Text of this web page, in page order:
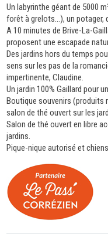
Un labyrinthe géant de 5000
forêt à grelots…), un potager,
A 10 minutes de Brive-La-
proposent une escapade
Des jardins hors du temps
sens sur les pas de la
impertinente, Claudine.
Un jardin 100% Gaillard pour
Boutique souvenirs (produits
salon de thé ouvert sur les
Salon de thé ouvert en libre
jardins.
Pique-nique autorisé et